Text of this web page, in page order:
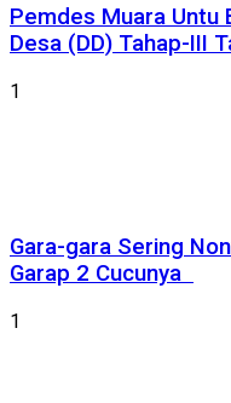
Pemdes Muara Untu
Desa (DD) Tahap-III
1
Gara-gara Sering
Garap 2 Cucunya
1